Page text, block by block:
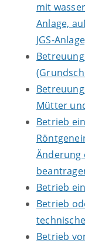
mit
Anlage,
JGS-
Mütter
Betrieb
Änderung
Betrieb
Betrieb
Betrieb